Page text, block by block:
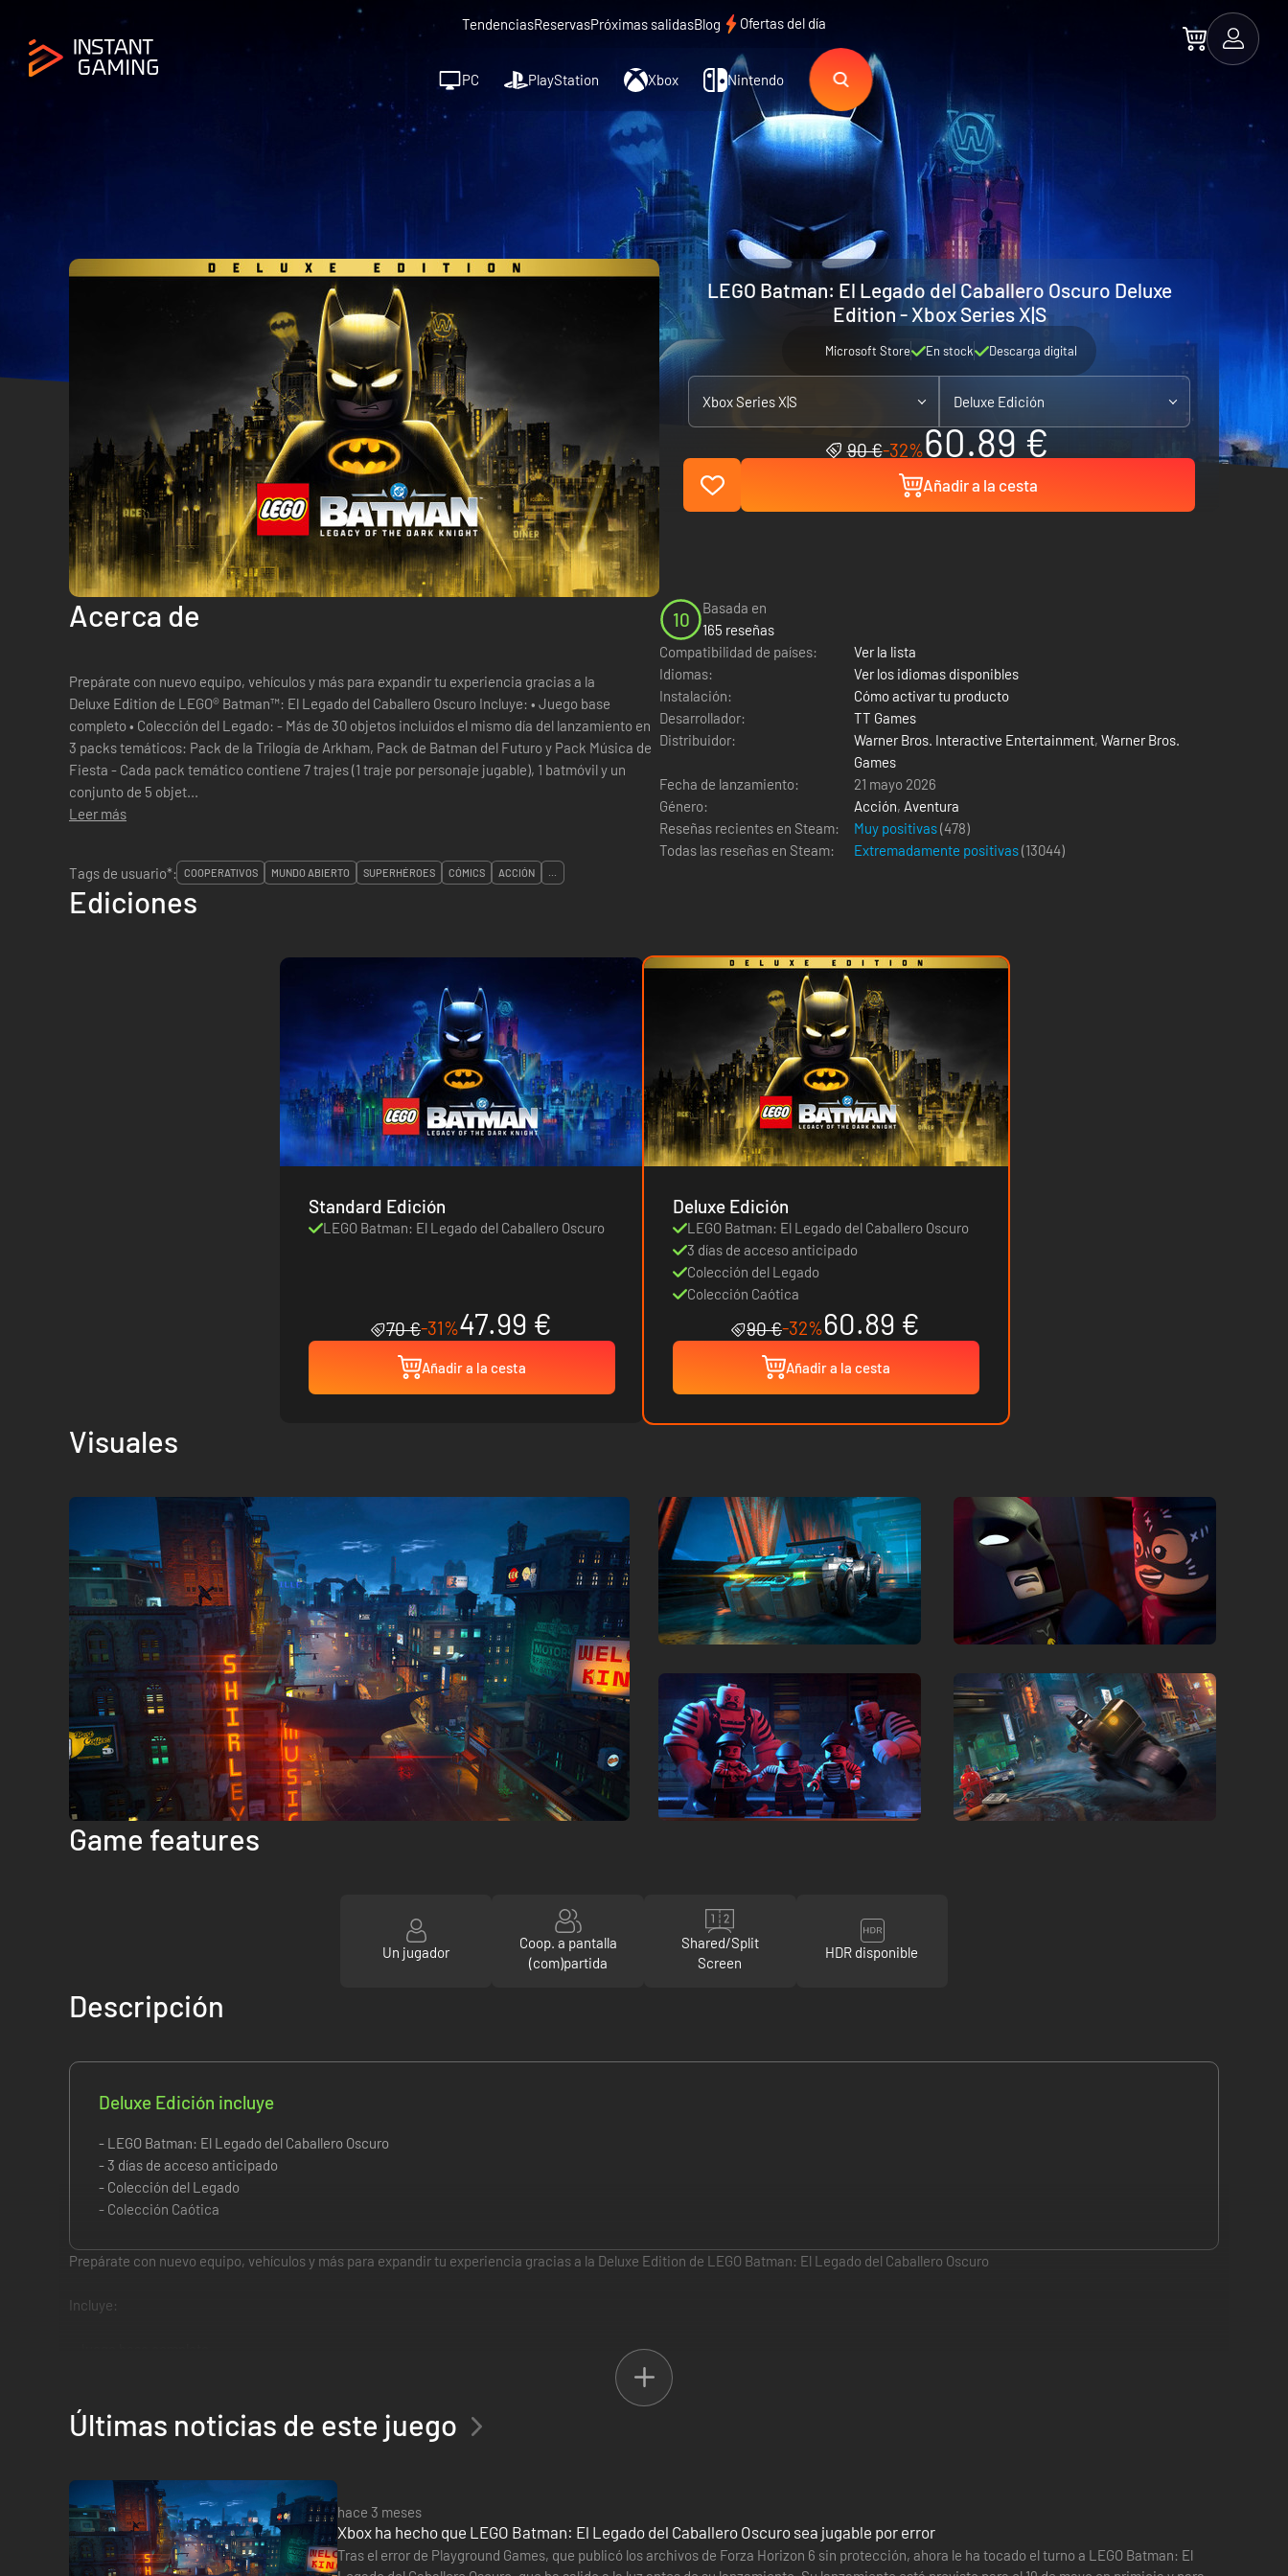
TendenciasReservasPróximas salidasBlog Ofertas del día
PC PlayStation Xbox Nintendo
LEGO Batman: El Legado del Caballero Oscuro Deluxe
Edition - Xbox Series X|S
Microsoft Store En stock Descarga digital
Xbox Series X|S Deluxe Edición
90 €-32%60.89 €
Añadir a la cesta
Acerca de
Prepárate con nuevo equipo, vehículos y más para expandir tu experiencia gracias a la
Deluxe Edition de LEGO® Batman™: El Legado del Caballero Oscuro Incluye: • Juego base
completo • Colección del Legado: - Más de 30 objetos incluidos el mismo día del lanzamiento en
3 packs temáticos: Pack de la Trilogía de Arkham, Pack de Batman del Futuro y Pack Música de
Fiesta - Cada pack temático contiene 7 trajes (1 traje por personaje jugable), 1 batmóvil y un
conjunto de 5 objet...
Leer más
10
Basada en
165 reseñas
Compatibilidad de países:
Ver la lista
Idiomas:
Ver los idiomas disponibles
Instalación:
Cómo activar tu producto
Desarrollador:
TT Games
Distribuidor:
Warner Bros. Interactive Entertainment, Warner Bros.
Games
Fecha de lanzamiento:
21 mayo 2026
Género:
Acción, Aventura
Reseñas recientes en Steam:
Muy positivas(478)
Todas las reseñas en Steam:
Extremadamente positivas(13044)
Tags de usuario*:
COOPERATIVOS MUNDO ABIERTO SUPERHÉROES CÓMICS ACCIÓN ...
Ediciones
Standard Edición
LEGO Batman: El Legado del Caballero Oscuro
70 €-31%47.99 €
Añadir a la cesta
Deluxe Edición
LEGO Batman: El Legado del Caballero Oscuro
3 días de acceso anticipado
Colección del Legado
Colección Caótica
90 €-32%60.89 €
Añadir a la cesta
Visuales
Game features
Un jugador
Coop. a pantalla
(com)partida
Shared/Split
Screen
HDR disponible
Descripción
Deluxe Edición incluye
- LEGO Batman: El Legado del Caballero Oscuro
- 3 días de acceso anticipado
- Colección del Legado
- Colección Caótica
Prepárate con nuevo equipo, vehículos y más para expandir tu experiencia gracias a la Deluxe Edition de LEGO Batman: El Legado del Caballero Oscuro
Incluye:
- Más de 30 objetos incluidos el mismo día del lanzamiento en 3 packs temáticos: Pack de la Trilogía de Arkham, Pack de Batman del Futuro y Pack Música de Fiesta
- Cada pack temático contiene 7 trajes (1 traje por personaje jugable), 1 batmóvil y un conjunto de 5 objetos decorativos para la Batcueva
- Incluye una nueva misión de historia y el modo Caótico, que presenta al Joker y a Harley Quinn, además de un Pack Siniestro inspirado en los villanos
- Fúgate del Psiquiátrico de Arkham con el Joker y Harley Quinn como personajes jugables en una misión de historia completamente nueva
- Siembra el caos por las calles de Gotham City con el nuevo modo Caótico
- El Pack Siniestro incluye 7 trajes (1 traje por cada personaje jugable original), 1 batmóvil y 1 conjunto de decoración para la Batcueva
Últimas noticias de este juego
hace 3 meses
Xbox ha hecho que LEGO Batman: El Legado del Caballero Oscuro sea jugable por error
Tras el error de Playground Games, que publicó los archivos de Forza Horizon 6 sin protección, ahora le ha tocado el turno a LEGO Batman: El